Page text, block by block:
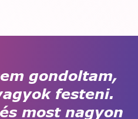
gondoltam,
festeni.
most nagyon